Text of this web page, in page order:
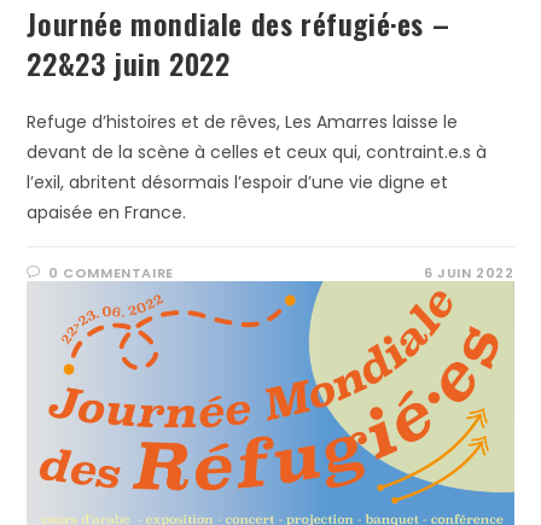
Journée mondiale des réfugié·es –
22&23 juin 2022
Refuge d’histoires et de rêves, Les Amarres laisse le
devant de la scène à celles et ceux qui, contraint.e.s à
l’exil, abritent désormais l’espoir d’une vie digne et
apaisée en France.
0 COMMENTAIRE 6 JUIN 2022